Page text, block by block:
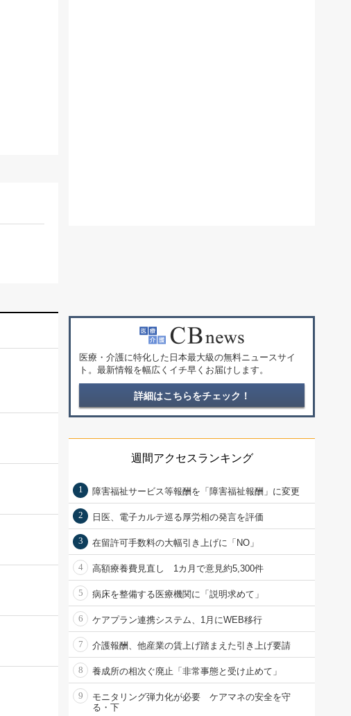
医療・介護に特化した日本最大級の無料ニュースサイ
ト。最新情報を幅広くイチ早くお届けします。
詳細はこちらをチェック！
週間アクセスランキング
1 障害福祉サービス等報酬を「障害福祉報酬」に変更
2 日医、電子カルテ巡る厚労相の発言を評価
3 在留許可手数料の大幅引き上げに「NO」
4 高額療養費見直し 1カ月で意見約5,300件
5 病床を整備する医療機関に「説明求めて」
6 ケアプラン連携システム、1月にWEB移行
7 介護報酬、他産業の賃上げ踏まえた引き上げ要請
8 養成所の相次ぐ廃止「非常事態と受け止めて」
9
モニタリング弾力化が必要 ケアマネの安全を守
る・下